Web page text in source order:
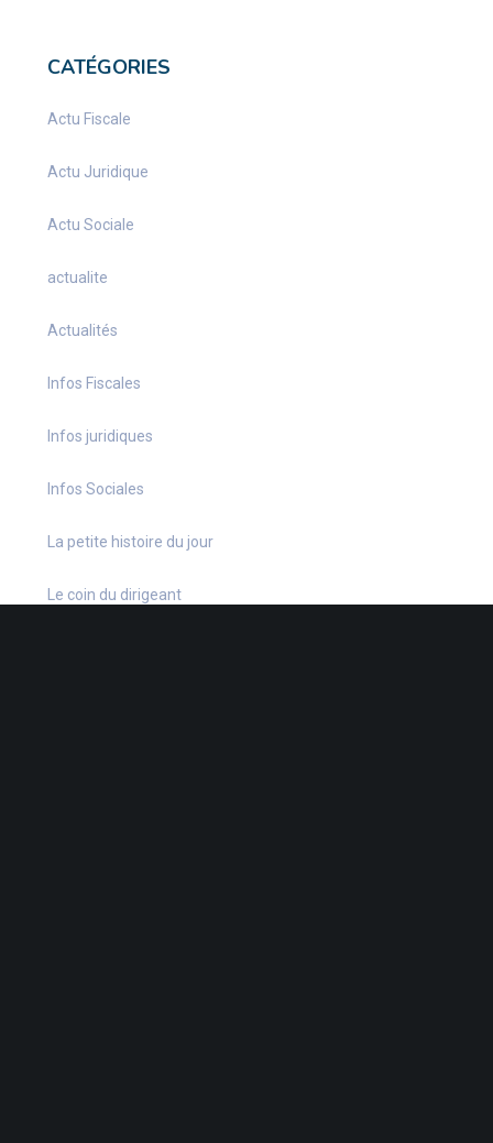
CATÉGORIES
Actu Fiscale
Actu Juridique
Actu Sociale
actualite
Actualités
Infos Fiscales
Infos juridiques
Infos Sociales
La petite histoire du jour
Le coin du dirigeant